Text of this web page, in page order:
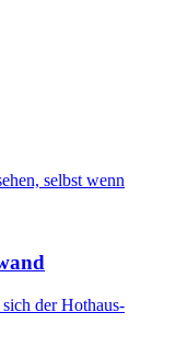
selbst wenn
der Hothaus-